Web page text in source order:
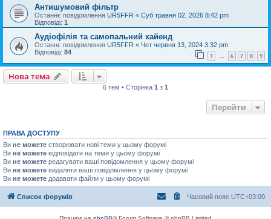
Антишумовий фільтр
Останнє повідомлення UR5FFR « Суб травня 02, 2026 8:42 pm
Відповіді: 1
Аудіофілія та самопальний хайенд
Останнє повідомлення UR5FFR « Чет червня 13, 2024 3:32 pm
Відповіді: 84 1 … 6 7 8 9
Нова тема
6 тем • Сторінка 1 з 1
Перейти
ПРАВА ДОСТУПУ
Ви не можете створювати нові теми у цьому форумі
Ви не можете відповідати на теми у цьому форумі
Ви не можете редагувати ваші повідомлення у цьому форумі
Ви не можете видаляти ваші повідомлення у цьому форумі
Ви не можете додавати файли у цьому форумі
Список форумів Часовий пояс UTC+03:00